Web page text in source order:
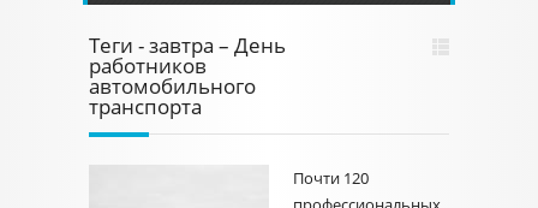
Теги - завтра – День
работников
автомобильного
транспорта
Почти 120